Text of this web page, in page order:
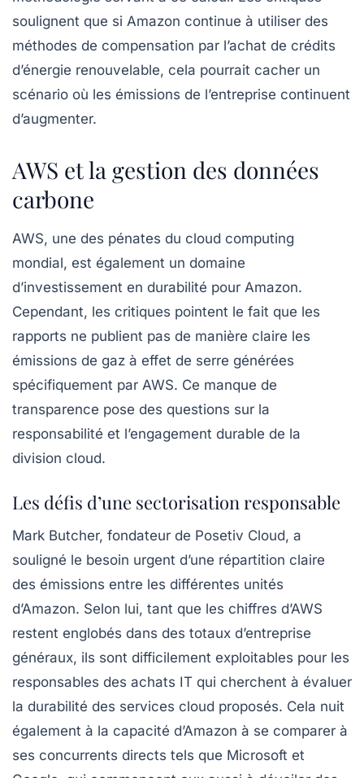
soulignent que si Amazon continue à utiliser des
méthodes de compensation par l’achat de crédits
d’énergie renouvelable, cela pourrait cacher un
scénario où les émissions de l’entreprise continuent
d’augmenter.
AWS et la gestion des données
carbone
AWS, une des pénates du cloud computing
mondial, est également un domaine
d’investissement en durabilité pour Amazon.
Cependant, les critiques pointent le fait que les
rapports ne publient pas de manière claire les
émissions de gaz à effet de serre générées
spécifiquement par AWS. Ce manque de
transparence pose des questions sur la
responsabilité et l’engagement durable de la
division cloud.
Les défis d’une sectorisation responsable
Mark Butcher, fondateur de Posetiv Cloud, a
souligné le besoin urgent d’une répartition claire
des émissions entre les différentes unités
d’Amazon. Selon lui, tant que les chiffres d’AWS
restent englobés dans des totaux d’entreprise
généraux, ils sont difficilement exploitables pour les
responsables des achats IT qui cherchent à évaluer
la durabilité des services cloud proposés. Cela nuit
également à la capacité d’Amazon à se comparer à
ses concurrents directs tels que Microsoft et